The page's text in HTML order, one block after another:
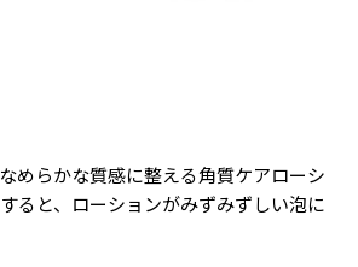
めらかな質感に整える角質ケアローシ
ると、ローションがみずみずしい泡に